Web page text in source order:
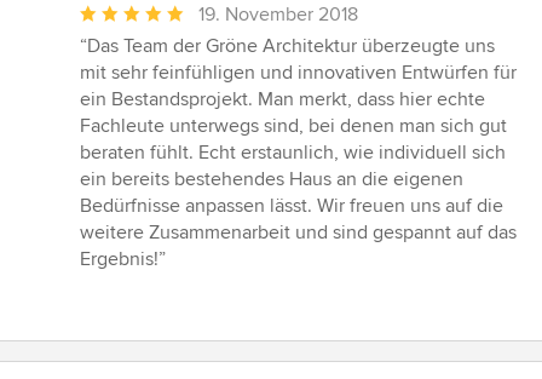
Durchschnittliche
Bewertung:
5
von
5
Sternen
19. November 2018
“Das Team der Gröne Architektur überzeugte uns
mit sehr feinfühligen und innovativen Entwürfen für
ein Bestandsprojekt. Man merkt, dass hier echte
Fachleute unterwegs sind, bei denen man sich gut
beraten fühlt. Echt erstaunlich, wie individuell sich
ein bereits bestehendes Haus an die eigenen
Bedürfnisse anpassen lässt. Wir freuen uns auf die
weitere Zusammenarbeit und sind gespannt auf das
Ergebnis!”